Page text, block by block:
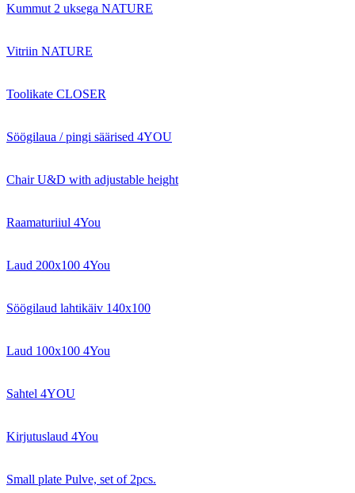
Kummut 2 uksega NATURE
Vitriin NATURE
Toolikate CLOSER
Söögilaua / pingi säärised 4YOU
Chair U&D with adjustable height
Raamaturiiul 4You
Laud 200x100 4You
Söögilaud lahtikäiv 140x100
Laud 100x100 4You
Sahtel 4YOU
Kirjutuslaud 4You
Small plate Pulve, set of 2pcs.